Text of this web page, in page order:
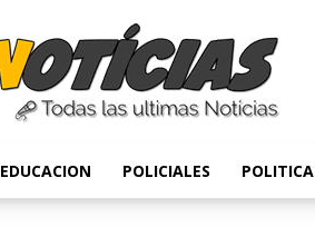
Anyulin
EDUCACION POLICIALES POLITICA